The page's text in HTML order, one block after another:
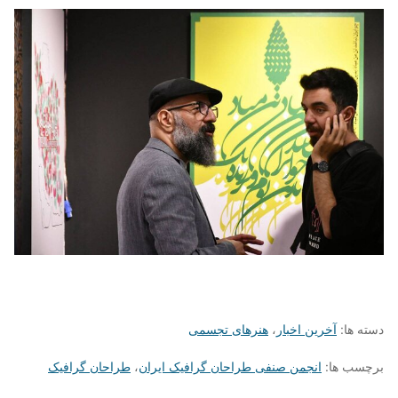
دسته ها: آخرین اخبار ، هنرهای تجسمی
برچسب ها: انجمن صنفی طراحان گرافیک ایران، طراحان گرافیک